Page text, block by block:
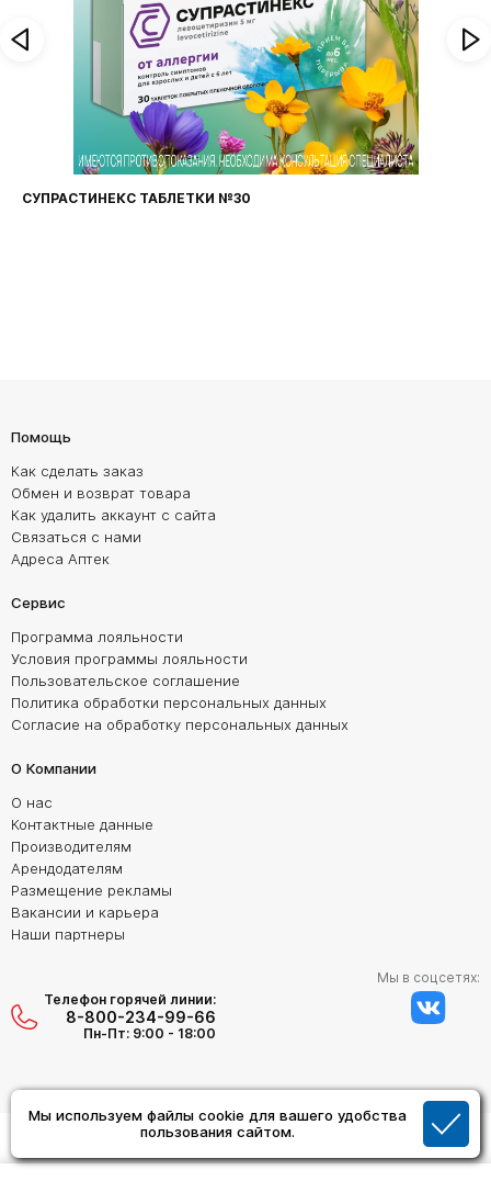
Мы используем файлы cookie для вашего удобства
пользования сайтом.
СУПРАСТИНЕКС ТАБЛЕТКИ №30
Помощь
Как сделать заказ
Обмен и возврат товара
Как удалить аккаунт с сайта
Связаться с нами
Адреса Аптек
Сервис
Программа лояльности
Условия программы лояльности
Пользовательское соглашение
Политика обработки персональных данных
Согласие на обработку персональных данных
О Компании
О нас
Контактные данные
Производителям
Арендодателям
Размещение рекламы
Вакансии и карьера
Наши партнеры
Телефон горячей линии:
8-800-234-99-66
Пн-Пт: 9:00 - 18:00
Мы в соцсетях: